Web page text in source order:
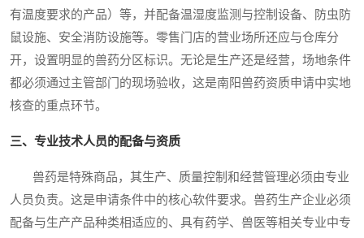
有温度要求的产品）等，并配备温湿度监测与控制设备、防虫防
鼠设施、安全消防设施等。零售门店的营业场所还应与仓库分
开，设置明显的兽药分区标识。无论是生产还是经营，场地条件
都必须通过主管部门的现场验收，这是南阳兽药资质申请中实地
核查的重点环节。
三、专业技术人员的配备与资质
兽药是特殊商品，其生产、质量控制和经营管理必须由专业
人员负责。这是申请条件中的核心软件要求。兽药生产企业必须
配备与生产产品种类相适应的、具有药学、兽医等相关专业中专